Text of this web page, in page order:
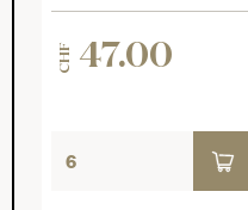
CHF 47.00